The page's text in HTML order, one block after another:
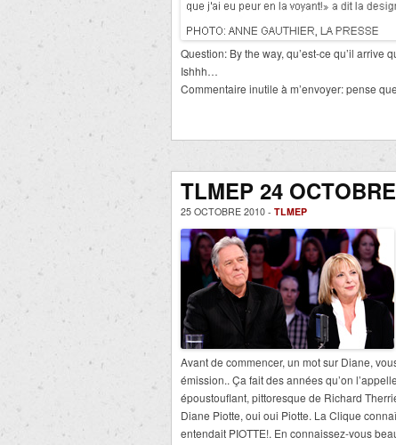
Question: By the way, qu’est-ce qu’il
Ishhh…
Commentaire inutile à m’envoyer: pense
TLMEP 24
25 OCTOBRE 2010 - TLMEP
Avant de commencer, un mot sur Diane,
émission.. Ça fait des années qu’on
époustouflant, pittoresque de Richard
Diane Piotte, oui oui Piotte. La Clique
entendait PIOTTE!. En connaissez-vous